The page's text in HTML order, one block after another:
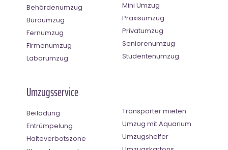
Behördenumzug
Büroumzug
Fernumzug
Firmenumzug
Laborumzug
Mini Umzug
Praxisumzug
Privatumzug
Seniorenumzug
Studentenumzug
Umzugsservice
Beiladung
Entrümpelung
Halteverbotszone
Transporter mieten
Umzug mit Aquarium
Umzugshelfer